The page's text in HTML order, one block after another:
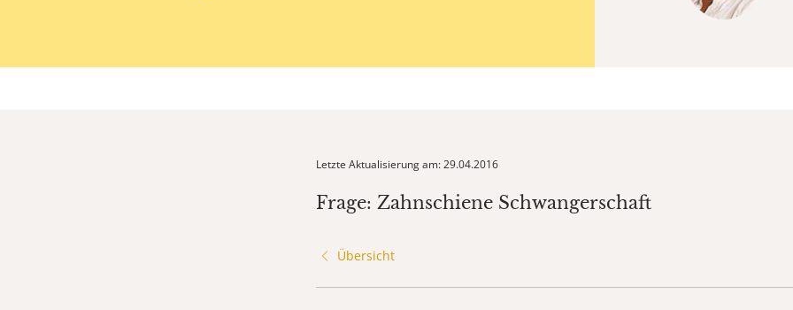
Letzte Aktualisierung am: 29.04.2016
Frage: Zahnschiene Schwangerschaft
Übersicht